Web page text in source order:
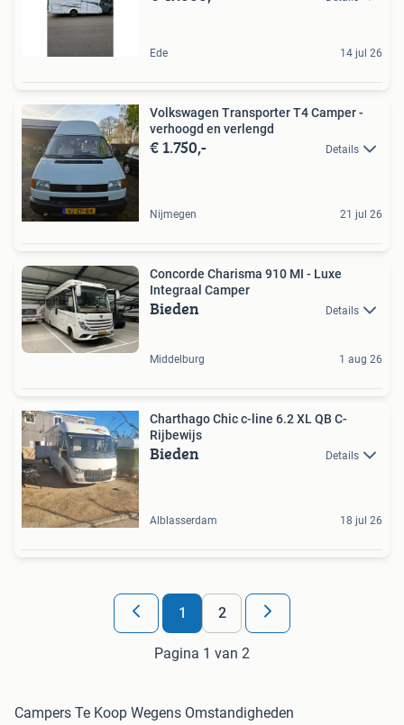
Ede 14 jul 26
Volkswagen Transporter T4 Camper -
verhoogd en verlengd
€ 1.750,- Details
Nijmegen 21 jul 26
Concorde Charisma 910 MI - Luxe
Integraal Camper
Bieden Details
Middelburg 1 aug 26
Charthago Chic c-line 6.2 XL QB C-
Rijbewijs
Bieden Details
Alblasserdam 18 jul 26
1 2
Pagina 1 van 2
Campers Te Koop Wegens Omstandigheden